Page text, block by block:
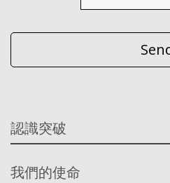
認識突破
我們的使命